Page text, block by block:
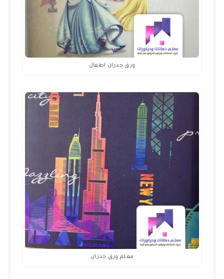
ورق جدران اطفال
معلم ورق جدران